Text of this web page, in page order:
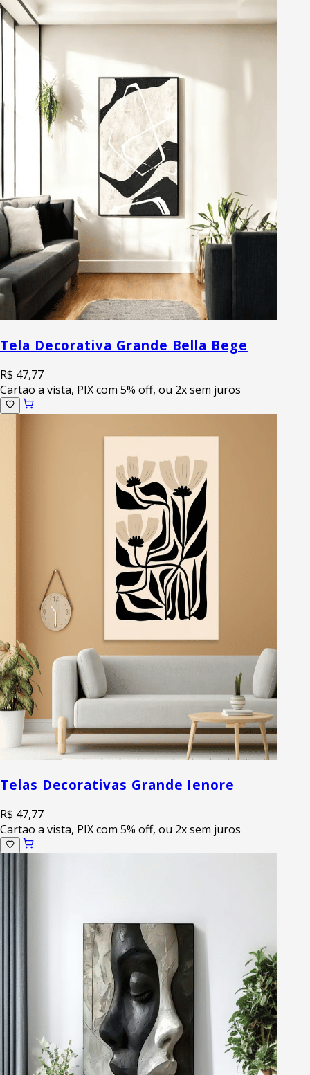
Tela Decorativa Grande Bella Bege
R$ 47,77
Cartao a vista, PIX com 5% off, ou 2x sem juros
Telas Decorativas Grande Ienore
R$ 47,77
Cartao a vista, PIX com 5% off, ou 2x sem juros